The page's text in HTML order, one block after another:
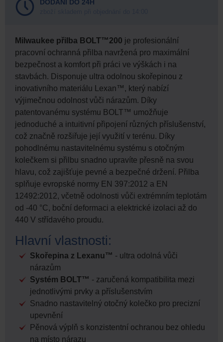
DODÁNÍ DO 24H
Milwaukee přilba BOLT™200 je profesionální
pracovní ochranná přilba navržená pro maximální
bezpečnost a komfort při práci ve výškách i na
stavbách. Disponuje ultra odolnou skořepinou z
inovativního materiálu Lexan™, který nabízí
výjimečnou odolnost vůči nárazům. Díky
patentovanému systému BOLT™ umožňuje
jednoduché a intuitivní připojení různých příslušenství,
což značně rozšiřuje její využití v terénu. Díky
pohodlnému nastavitelnému systému s otočným
kolečkem si přilbu snadno upravíte přesně na svou
hlavu, což zajišťuje pevné a bezpečné držení. Přilba
splňuje evropské normy EN 397:2012 a EN
12492:2012, včetně odolnosti vůči extrémním teplotám
od -40 °C, boční deformaci a elektrické izolaci až do
440 V střídavého proudu.
Hlavní vlastnosti:
Skořepina z Lexanu™ - ultra odolná vůči
nárazům
Systém BOLT™ - zaručená kompatibilita mezi
jednotlivými prvky a příslušenstvím
Snadno nastavitelný otočný kolečko pro precizní
upevnění
Pěnová výplň s konzistentní ochranou bez ohledu
na místo nárazu